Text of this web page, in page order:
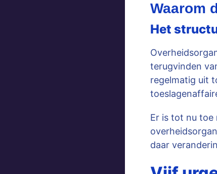
Waarom
Het
terugvinden
regelmatig uit
Er is tot nu
daar